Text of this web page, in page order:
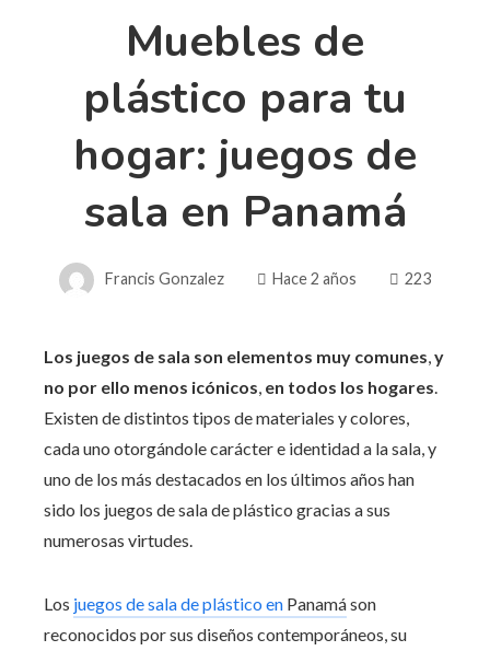
Muebles de
plástico para tu
hogar: juegos de
sala en Panamá
Francis Gonzalez Hace 2 años 223
Los juegos de sala son elementos muy comunes,y
no por ello menos icónicos, en todos los hogares.
Existen de distintos tipos de materiales y colores,
cada uno otorgándole carácter e identidad a la sala, y
uno de los más destacados en los últimos años han
sido los juegos de sala de plástico gracias a sus
numerosas virtudes.
Los juegos de sala de plástico en Panamáson
reconocidos por sus diseños contemporáneos, su